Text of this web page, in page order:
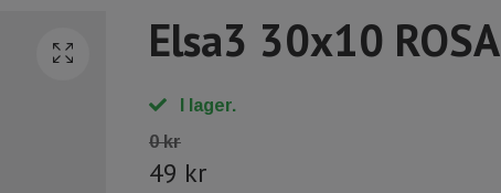
Elsa3 30x10 ROSA
I lager.
0 kr
49 kr